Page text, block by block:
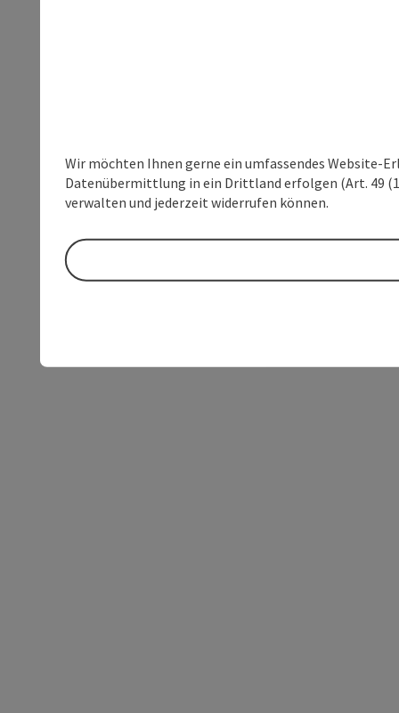
Wir möchten Ihnen gerne ein umfassendes Website-
Datenübermittlung in ein Drittland erfolgen (Art. 49
verwalten und jederzeit widerrufen können.